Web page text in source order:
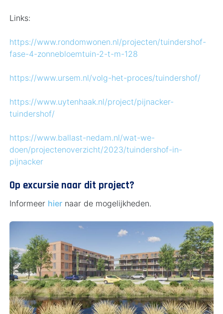
Links:
https://www.rondomwonen.nl/projecten/tuindershof-
fase-4-zonnebloemtuin-2-t-m-128
https://www.ursem.nl/volg-het-proces/tuindershof/
https://www.uytenhaak.nl/project/pijnacker-
tuindershof/
https://www.ballast-nedam.nl/wat-we-
doen/projectenoverzicht/2023/tuindershof-in-
pijnacker
Op excursie naar dit project?
Informeer hier naar de mogelijkheden.